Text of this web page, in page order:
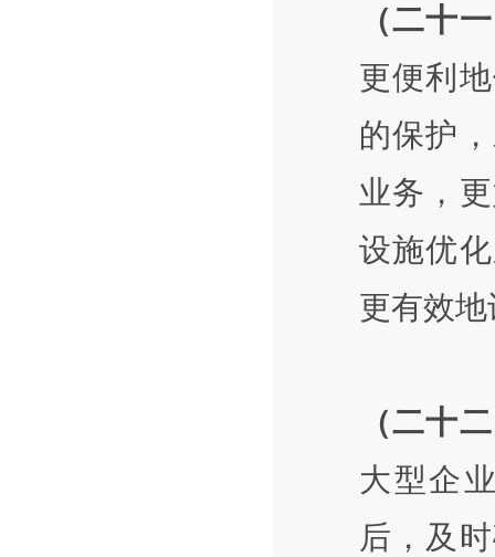
（二十
更便利
的保护
业务，
设施优
更有效
（二十
大型企
后，及